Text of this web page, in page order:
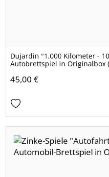
Dujardin "1.000 Kilometer -
Autobrettspiel in Originalbox
45,00 €